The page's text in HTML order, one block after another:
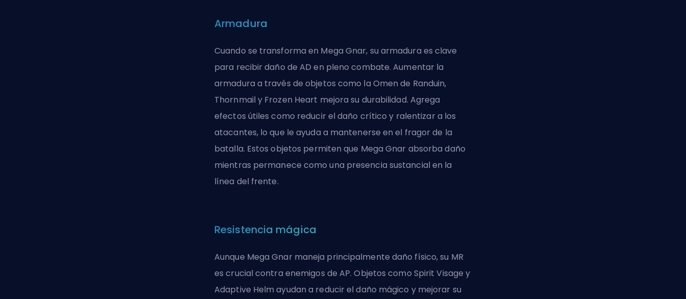
Armadura
Cuando se transforma en Mega Gnar, su armadura es clave
para recibir daño de AD en pleno combate. Aumentar la
armadura a través de objetos como la Omen de Randuin,
Thornmail y Frozen Heart mejora su durabilidad. Agrega
efectos útiles como reducir el daño crítico y ralentizar a los
atacantes, lo que le ayuda a mantenerse en el fragor de la
batalla. Estos objetos permiten que Mega Gnar absorba daño
mientras permanece como una presencia sustancial en la
línea del frente.
Resistencia mágica
Aunque Mega Gnar maneja principalmente daño físico, su MR
es crucial contra enemigos de AP. Objetos como Spirit Visage y
Adaptive Helm ayudan a reducir el daño mágico y mejorar su